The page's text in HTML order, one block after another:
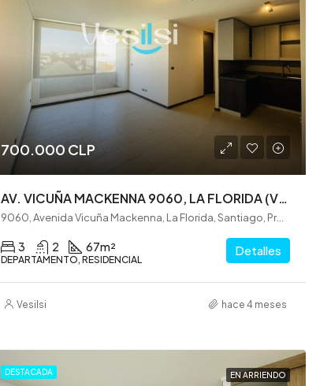
700.000 CLP
AV. VICUÑA MACKENNA 9060, LA FLORIDA (VE0323)
9060, Avenida Vicuña Mackenna, La Florida, Santiago, Provincia de Santiago, Región Metropolitana de Santiago, 8240000, Chile
3 2 67m²
DEPARTAMENTO, RESIDENCIAL
Detalles
Vesilsi hace 4 meses
DESTACADA EN ARRIENDO